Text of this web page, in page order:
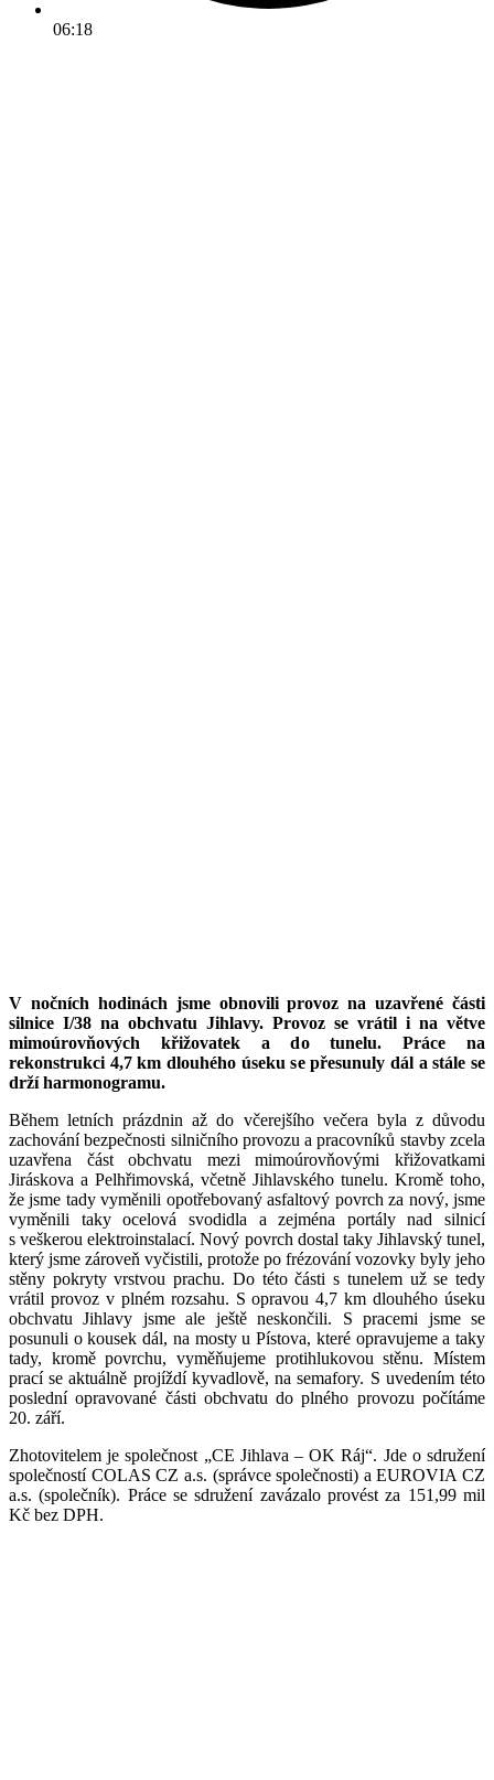
06:18
V nočních hodinách jsme obnovili provoz na uzavřené části
silnice I/38 na obchvatu Jihlavy. Provoz se vrátil i na větve
mimoúrovňových křižovatek a do tunelu. Práce na
rekonstrukci 4,7 km dlouhého úseku se přesunuly dál a stále se
drží harmonogramu.
Během letních prázdnin až do včerejšího večera byla z důvodu
zachování bezpečnosti silničního provozu a pracovníků stavby zcela
uzavřena část obchvatu mezi mimoúrovňovými křižovatkami
Jiráskova a Pelhřimovská, včetně Jihlavského tunelu. Kromě toho,
že jsme tady vyměnili opotřebovaný asfaltový povrch za nový, jsme
vyměnili taky ocelová svodidla a zejména portály nad silnicí
s veškerou elektroinstalací. Nový povrch dostal taky Jihlavský tunel,
který jsme zároveň vyčistili, protože po frézování vozovky byly jeho
stěny pokryty vrstvou prachu. Do této části s tunelem už se tedy
vrátil provoz v plném rozsahu. S opravou 4,7 km dlouhého úseku
obchvatu Jihlavy jsme ale ještě neskončili. S pracemi jsme se
posunuli o kousek dál, na mosty u Pístova, které opravujeme a taky
tady, kromě povrchu, vyměňujeme protihlukovou stěnu. Místem
prací se aktuálně projíždí kyvadlově, na semafory. S uvedením této
poslední opravované části obchvatu do plného provozu počítáme
20. září.
Zhotovitelem je společnost „CE Jihlava – OK Ráj“. Jde o sdružení
společností COLAS CZ a.s. (správce společnosti) a EUROVIA CZ
a.s. (společník). Práce se sdružení zavázalo provést za 151,99 mil
Kč bez DPH.